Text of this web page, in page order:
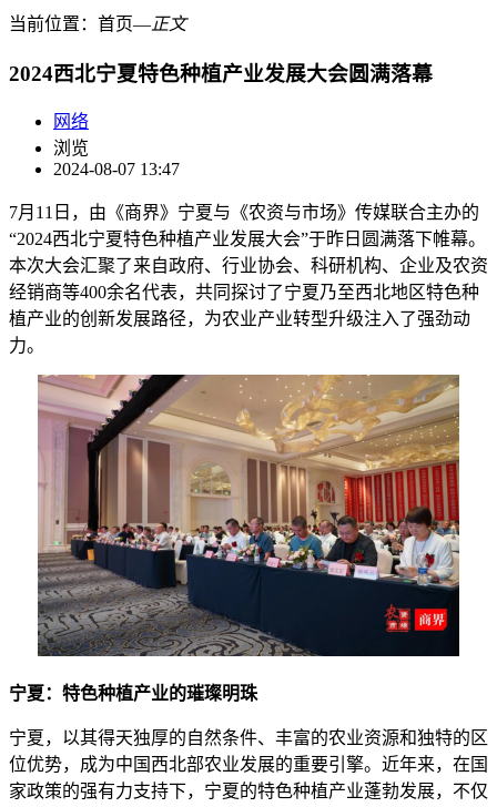
当前位置： 首页―正文
2024西北宁夏特色种植产业发展大会圆满落幕
网络
浏览
2024-08-07 13:47
7月11日，由《商界》宁夏与《农资与市场》传媒联合主办的
“2024西北宁夏特色种植产业发展大会”于昨日圆满落下帷幕。
本次大会汇聚了来自政府、行业协会、科研机构、企业及农资
经销商等400余名代表，共同探讨了宁夏乃至西北地区特色种
植产业的创新发展路径，为农业产业转型升级注入了强劲动
力。
宁夏：特色种植产业的璀璨明珠
宁夏，以其得天独厚的自然条件、丰富的农业资源和独特的区
位优势，成为中国西北部农业发展的重要引擎。近年来，在国
家政策的强有力支持下，宁夏的特色种植产业蓬勃发展，不仅